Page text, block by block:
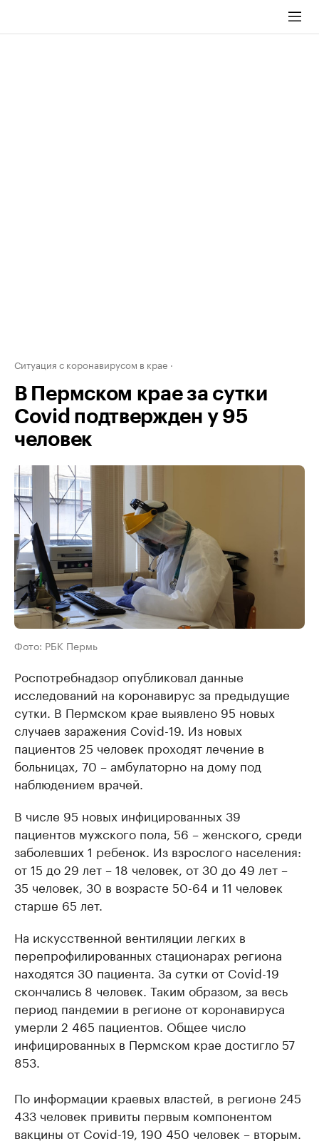
Ситуация с коронавирусом в крае
В Пермском крае за сутки
Covid подтвержден у 95
человек
Фото: РБК Пермь
Роспотребнадзор опубликовал данные
исследований на коронавирус за предыдущие
сутки. В Пермском крае выявлено 95 новых
случаев заражения Covid-19. Из новых
пациентов 25 человек проходят лечение в
больницах, 70 – амбулаторно на дому под
наблюдением врачей.
В числе 95 новых инфицированных 39
пациентов мужского пола, 56 – женского, среди
заболевших 1 ребенок. Из взрослого населения:
от 15 до 29 лет – 18 человек, от 30 до 49 лет –
35 человек, 30 в возрасте 50-64 и 11 человек
старше 65 лет.
На искусственной вентиляции легких в
перепрофилированных стационарах региона
находятся 30 пациента. За сутки от Covid-19
скончались 8 человек. Таким образом, за весь
период пандемии в регионе от коронавируса
умерли 2 465 пациентов. Общее число
инфицированных в Пермском крае достигло 57
853.
По информации краевых властей, в регионе 245
433 человек привиты первым компонентом
вакцины от Covid-19, 190 450 человек – вторым.